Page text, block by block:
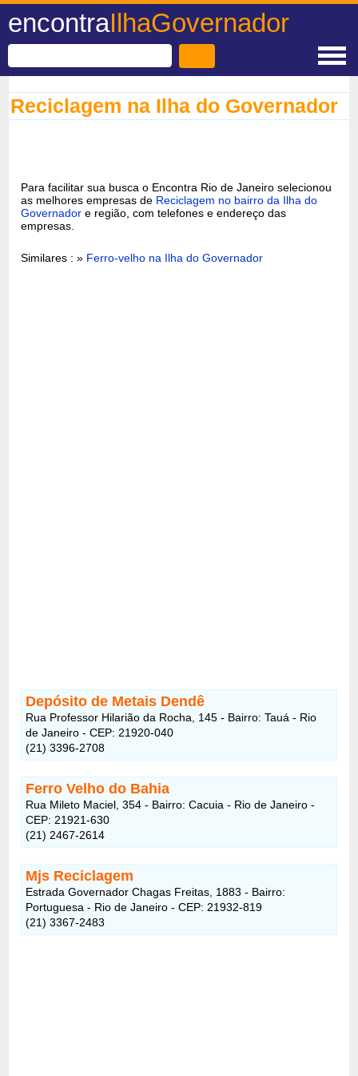
encontraIlhaGovernador
Reciclagem na Ilha do Governador
Para facilitar sua busca o Encontra Rio de Janeiro selecionou
as melhores empresas de Reciclagem no bairro da Ilha do
Governador e região, com telefones e endereço das
empresas.
Similares : » Ferro-velho na Ilha do Governador
Depósito de Metais Dendê
Rua Professor Hilarião da Rocha, 145 - Bairro: Tauá - Rio
de Janeiro - CEP: 21920-040
(21) 3396-2708
Ferro Velho do Bahia
Rua Mileto Maciel, 354 - Bairro: Cacuia - Rio de Janeiro -
CEP: 21921-630
(21) 2467-2614
Mjs Reciclagem
Estrada Governador Chagas Freitas, 1883 - Bairro:
Portuguesa - Rio de Janeiro - CEP: 21932-819
(21) 3367-2483